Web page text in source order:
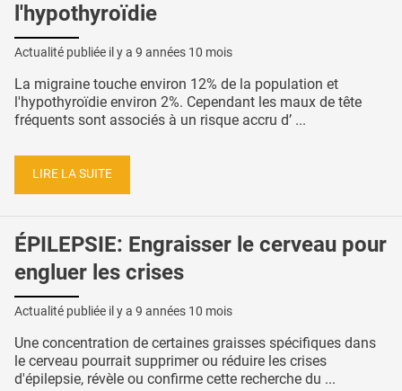
l'hypothyroïdie
Actualité publiée il y a 9 années 10 mois
La migraine touche environ 12% de la population et
l'hypothyroïdie environ 2%. Cependant les maux de tête
fréquents sont associés à un risque accru d’ ...
LIRE LA SUITE
ÉPILEPSIE: Engraisser le cerveau pour
engluer les crises
Actualité publiée il y a 9 années 10 mois
Une concentration de certaines graisses spécifiques dans
le cerveau pourrait supprimer ou réduire les crises
d'épilepsie, révèle ou confirme cette recherche du ...